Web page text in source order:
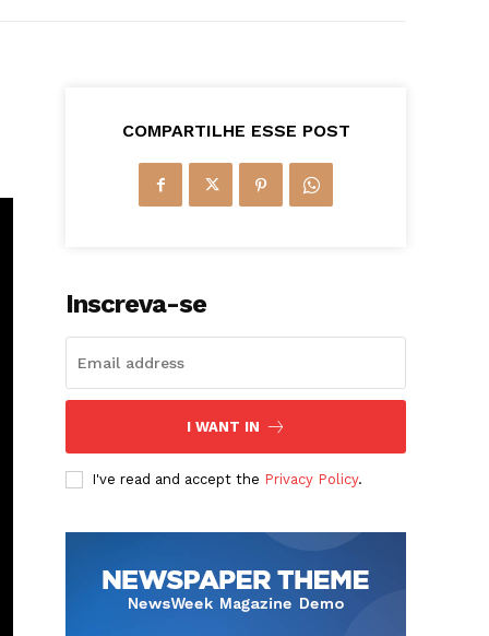
COMPARTILHE ESSE POST
Inscreva-se
I WANT IN
I've read and accept the Privacy Policy.